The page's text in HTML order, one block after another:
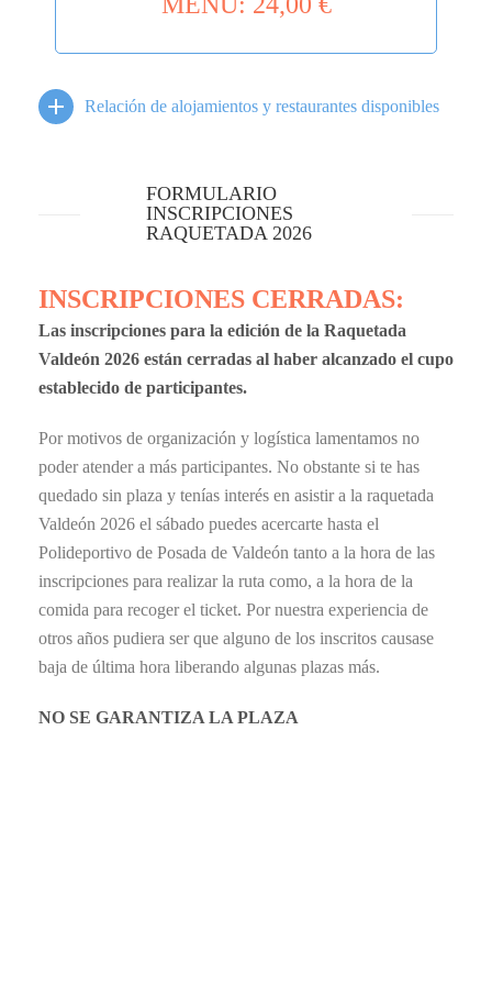
Relación de alojamientos y restaurantes disponibles
FORMULARIO
INSCRIPCIONES
RAQUETADA 2026
INSCRIPCIONES CERRADAS:
Las inscripciones para la edición de la Raquetada
Valdeón 2026 están cerradas al haber alcanzado el cupo
establecido de participantes.
Por motivos de organización y logística lamentamos no
poder atender a más participantes. No obstante si te has
quedado sin plaza y tenías interés en asistir a la raquetada
Valdeón 2026 el sábado puedes acercarte hasta el
Polideportivo de Posada de Valdeón tanto a la hora de las
inscripciones para realizar la ruta como, a la hora de la
comida para recoger el ticket. Por nuestra experiencia de
otros años pudiera ser que alguno de los inscritos causase
baja de última hora liberando algunas plazas más.
NO SE GARANTIZA LA PLAZA